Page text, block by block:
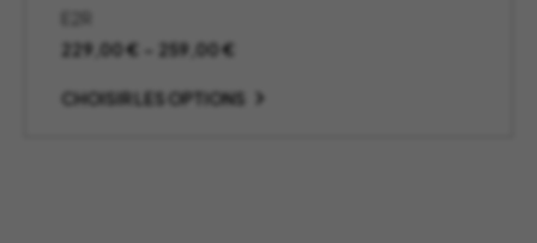
229,00€ 259,00€
prix :
CHOISIR LES OPTIONS